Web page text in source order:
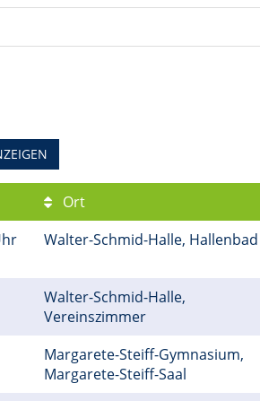
Ort
Walter-Schmid-Halle, Hallenbad
Walter-Schmid-Halle,
Vereinszimmer
Margarete-Steiff-Gymnasium,
Margarete-Steiff-Saal